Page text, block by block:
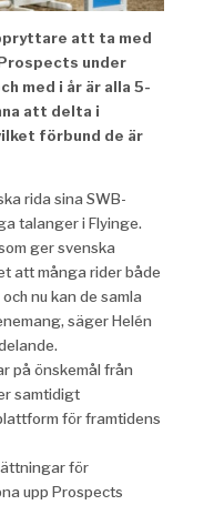
att ta med
under
med i år är alla 5-
att delta i
förbund de är
rida sina SWB-
talanger i Flyinge.
ger svenska
att många rider både
nu kan de samla
säger Helén
på önskemål från
samtidigt
för framtidens
för
upp Prospects